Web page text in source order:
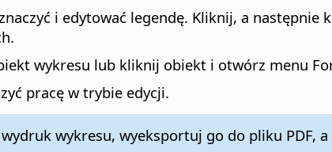
i edytować legendę. Kliknij, a
wykresu lub kliknij obiekt i otwórz menu
pracę w trybie edycji.
wykresu, wyeksportuj go do pliku PDF,